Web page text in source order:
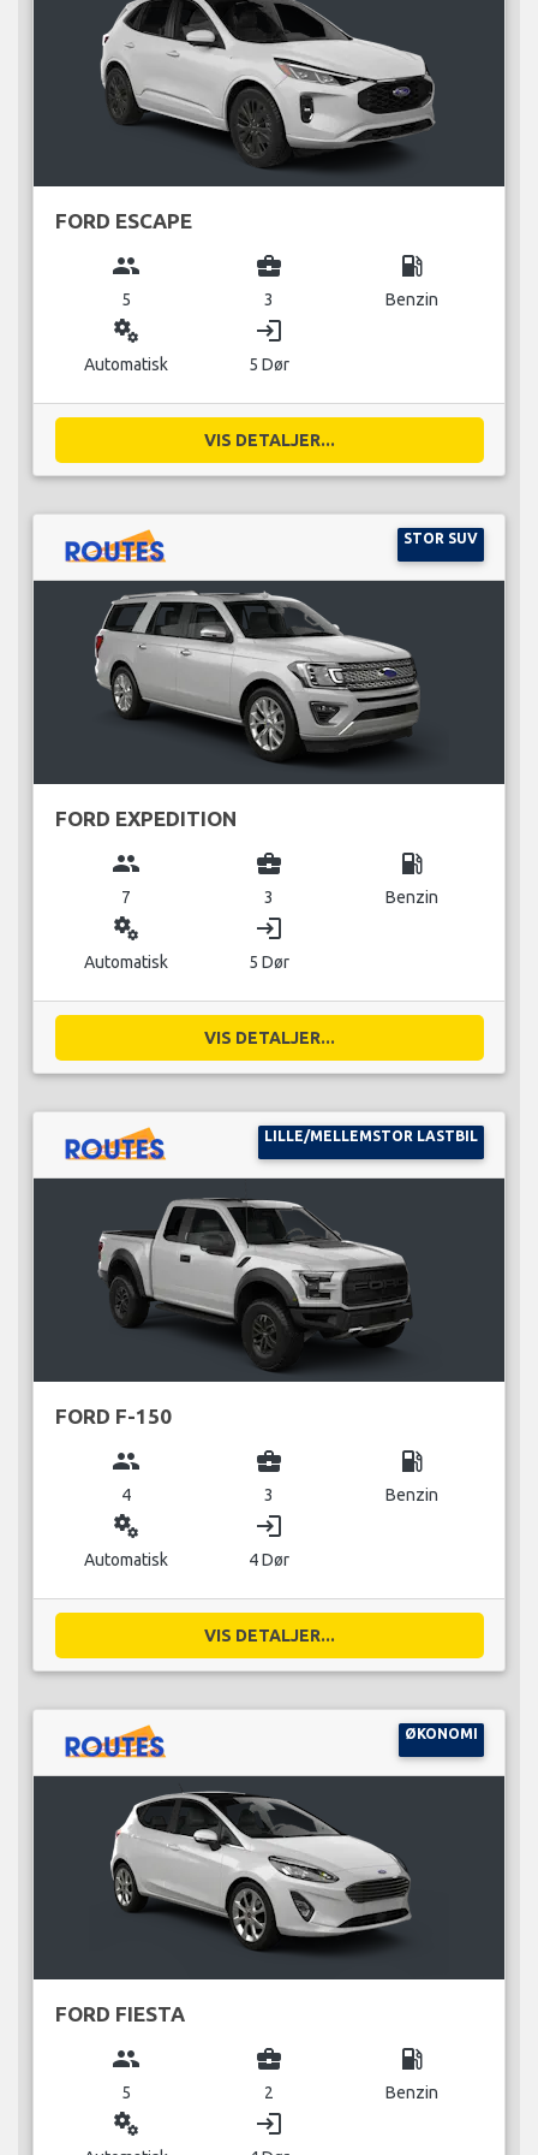
FORD ESCAPE
group
5
business_center
3
local_gas_station
Benzin
miscellaneous_services
Automatisk
login
5 Dør
VIS DETALJER...
STOR SUV
FORD EXPEDITION
group
7
business_center
3
local_gas_station
Benzin
miscellaneous_services
Automatisk
login
5 Dør
VIS DETALJER...
LILLE/MELLEMSTOR LASTBIL
FORD F-150
group
4
business_center
3
local_gas_station
Benzin
miscellaneous_services
Automatisk
login
4 Dør
VIS DETALJER...
ØKONOMI
FORD FIESTA
group
5
business_center
2
local_gas_station
Benzin
miscellaneous_services login